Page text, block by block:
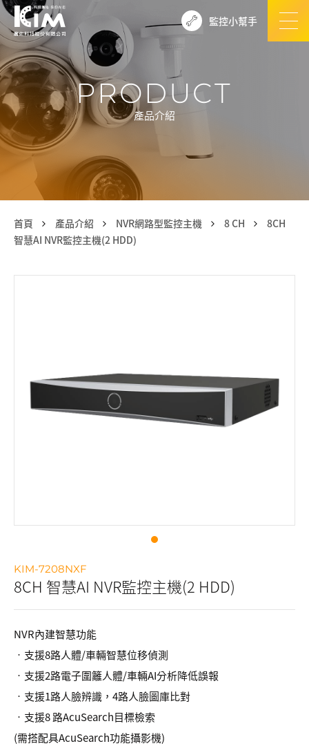
監控小幫手
PRODUCT
產品介紹
首頁 產品介紹 NVR網路型監控主機 8 CH
8CH
智慧AI NVR監控主機(2 HDD)
KIM-7208NXF
8CH 智慧AI NVR監控主機(2 HDD)
NVR內建智慧功能
•支援8路人體/車輛智慧位移偵測
•支援2路電子圍籬人體/車輛AI分析降低誤報
•支援1路人臉辨識，4路人臉圖庫比對
•支援8 路AcuSearch目標檢索
(需搭配具AcuSearch功能攝影機)